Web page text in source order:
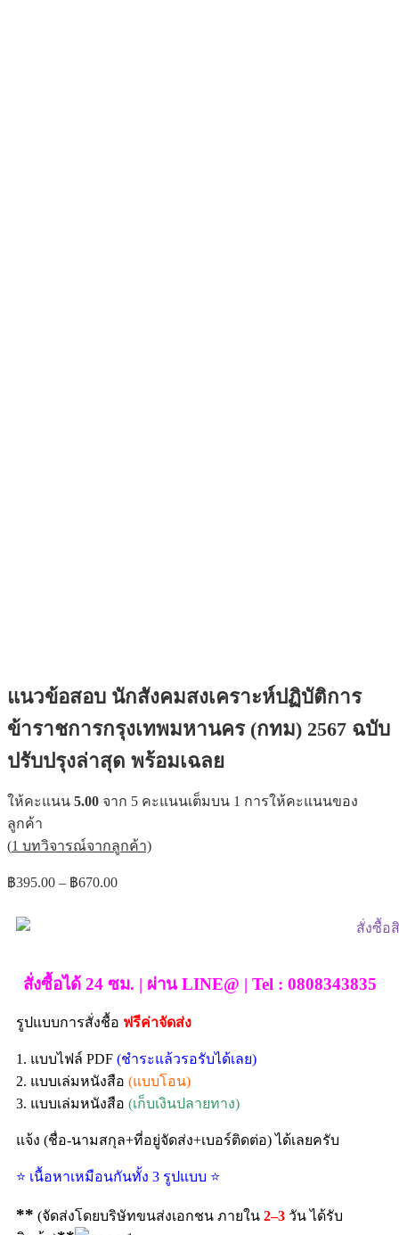
แนวข้อสอบ นักสังคมสงเคราะห์ปฏิบัติการ
ข้าราชการกรุงเทพมหานคร (กทม) 2567 ฉบับ
ปรับปรุงล่าสุด พร้อมเฉลย
ให้คะแนน 5.00 จาก 5 คะแนนเต็มบน 1 การให้คะแนนของ
ลูกค้า
(1 บทวิจารณ์จากลูกค้า)
฿395.00 – ฿670.00
สั่งซื้อได้ 24 ซม. | ผ่าน LINE@ | Tel : 0808343835
รูปแบบการสั่งชื้อ ฟรีค่าจัดส่ง
1. แบบไฟล์ PDF (ชำระแล้วรอรับได้เลย)
2. แบบเล่มหนังสือ (แบบโอน)
3. แบบเล่มหนังสือ (เก็บเงินปลายทาง)
แจ้ง (ชื่อ-นามสกุล+ที่อยู่จัดส่ง+เบอร์ติดต่อ) ได้เลยครับ
⭐ เนื้อหาเหมือนกันทั้ง 3 รูปแบบ ⭐
** (จัดส่งโดยบริษัทขนส่งเอกชน ภายใน 2–3 วัน ได้รับ